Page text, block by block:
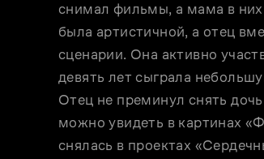
снимал фильмы, а мама в них
была артистичной, а отец
сценарии. Она активно
девять лет сыграла
Отец не преминул снять
можно увидеть в картинах
снялась в проектах